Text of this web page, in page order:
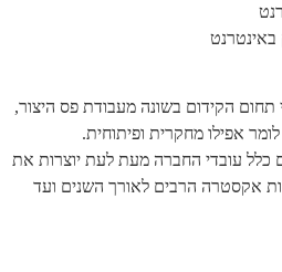
באינטרנט
הקידום בשונה מעבודת פס היצור,
אפילו מחקרית ופיתוחית.
כלל עובדי החברה מעת לעת יוצרות את
אקסטרה הרבים לאורך השנים ועד